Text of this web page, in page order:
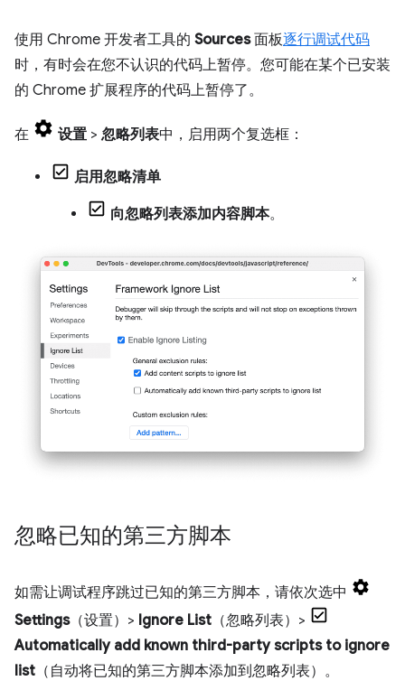
使用 Chrome 开发者工具的 Sources面板逐行调试代码
时，有时会在您不认识的代码上暂停。您可能在某个已安装
的 Chrome 扩展程序的代码上暂停了。
在 设置 > 忽略列表中，启用两个复选框：
启用忽略清单
向忽略列表添加内容脚本。
忽略已知的第三方脚本
如需让调试程序跳过已知的第三方脚本，请依次选中
Settings（设置）> Ignore List （忽略列表）>
Automatically add known third-party scripts to ignore
list （自动将已知的第三方脚本添加到忽略列表）。